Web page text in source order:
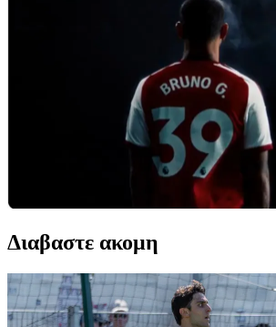
Διαβαστε ακομη